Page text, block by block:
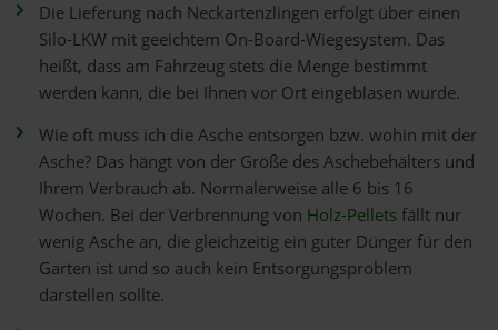
Die Lieferung nach Neckartenzlingen erfolgt über einen
Silo-LKW mit geeichtem On-Board-Wiegesystem. Das
heißt, dass am Fahrzeug stets die Menge bestimmt
werden kann, die bei Ihnen vor Ort eingeblasen wurde.
Wie oft muss ich die Asche entsorgen bzw. wohin mit der
Asche? Das hängt von der Größe des Aschebehälters und
Ihrem Verbrauch ab. Normalerweise alle 6 bis 16
Wochen. Bei der Verbrennung von Holz-Pelletsfällt nur
wenig Asche an, die gleichzeitig ein guter Dünger für den
Garten ist und so auch kein Entsorgungsproblem
darstellen sollte.